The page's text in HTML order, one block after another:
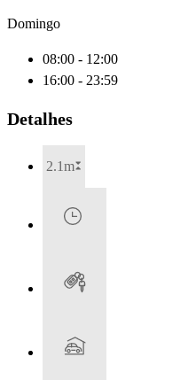
Domingo
08:00 - 12:00
16:00 - 23:59
Detalhes
2.1m